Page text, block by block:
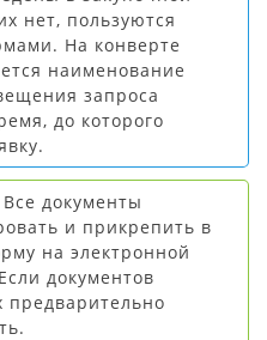
нет, пользуются
На конверте
наименование
запроса
до которого
документы
и прикрепить в
на электронной
документов
предварительно